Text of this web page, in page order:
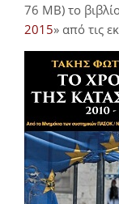
76 MB) το
2015» από τις